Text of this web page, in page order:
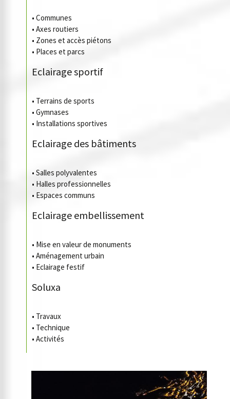
• Communes
• Axes routiers
• Zones et accès piétons
• Places et parcs
Eclairage sportif
• Terrains de sports
• Gymnases
• Installations sportives
Eclairage des bâtiments
• Salles polyvalentes
• Halles professionnelles
• Espaces communs
Eclairage embellissement
• Mise en valeur de monuments
• Aménagement urbain
• Eclairage festif
Soluxa
• Travaux
• Technique
• Activités